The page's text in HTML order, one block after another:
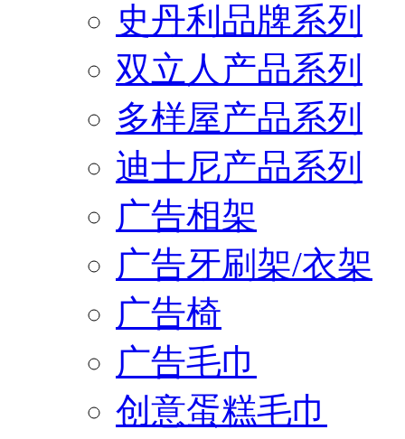
史丹利品牌系列
双立人产品系列
多样屋产品系列
迪士尼产品系列
广告相架
广告牙刷架/衣架
广告椅
广告毛巾
创意蛋糕毛巾